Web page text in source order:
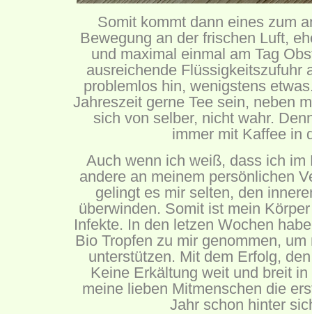
Somit kommt dann eines zum
Bewegung an der frischen Luft,
und maximal einmal am Tag
ausreichende Flüssigkeitszufuhr
problemlos hin, wenigstens
Jahreszeit gerne Tee sein, neben
sich von selber, nicht wahr.
immer mit Kaffee in
Auch wenn ich weiß, dass ich im
andere an meinem persönlichen
gelingt es mir selten, den
überwinden. Somit ist mein
Infekte. In den letzen Wochen
Bio Tropfen zu mir genommen,
unterstützen. Mit dem Erfolg,
Keine Erkältung weit und breit
meine lieben Mitmenschen die
Jahr schon hinter